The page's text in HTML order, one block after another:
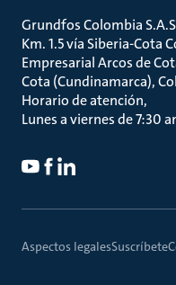
Grundfos Colombia
Km. 1.5 vía Siberia-Cota
Empresarial Arcos de
Cota (Cundinamarca),
Horario de atención
Lunes a viernes de 7:30
Aspectos legalesSuscríbete